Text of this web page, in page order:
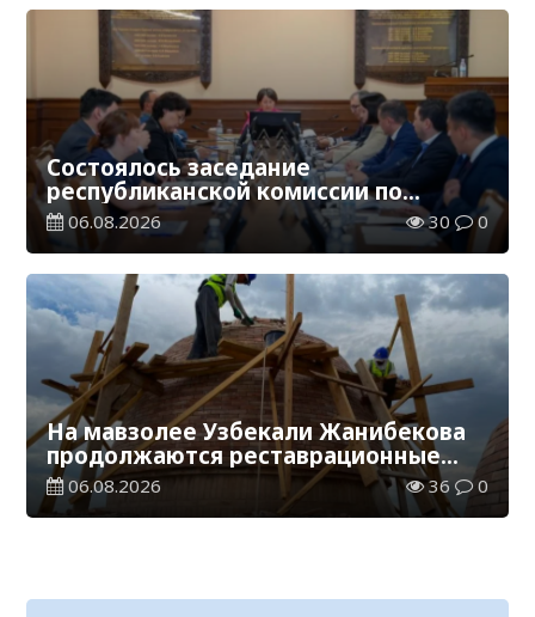
Состоялось заседание
республиканской комиссии по
присуждению образовательных
грантов
06.08.2026 30 0
На мавзолее Узбекали Жанибекова
продолжаются реставрационные
работы
06.08.2026 36 0